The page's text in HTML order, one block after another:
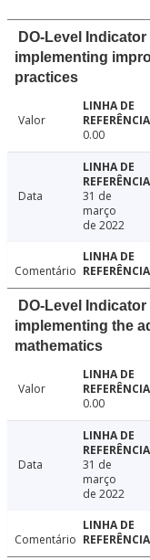
DO-Level
implementing
practices
Valor
0.00
Data
31 de
março
de 2022
Comentário
DO-Level
implementing the
mathematics
Valor
0.00
Data
31 de
março
de 2022
Comentário